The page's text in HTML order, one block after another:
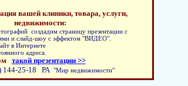
вашей клиники, товара, услуги,
недвижимости:
создадим страницу презентации с
и слайд-шоу с эффектом "ВИДЕО".
в Интернете
адреса.
такой презентации >>
144-25-18 РА "Мир недвижимости"